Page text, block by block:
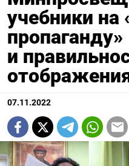
учебники на
пропаганду»
и
07.11.2022